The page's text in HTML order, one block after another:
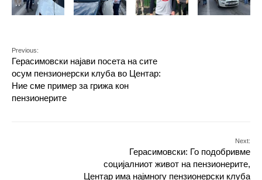
Previous:
Герасимовски најави посета на сите
осум пензионерски клуба во Центар:
Ние сме пример за грижа кон
пензионерите
Next:
Герасимовски: Го подобривме
социјалниот живот на пензионерите,
Центар има најмногу пензионерски клуба